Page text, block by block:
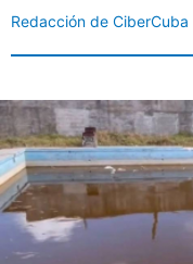
Redacción de CiberCuba